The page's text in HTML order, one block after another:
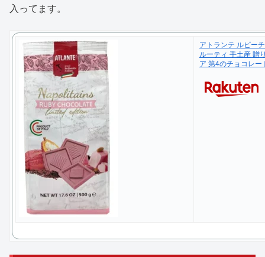
入ってます。
アトランテ ルビー
ルーティ 手土産 贈
ア 第4のチョコレー